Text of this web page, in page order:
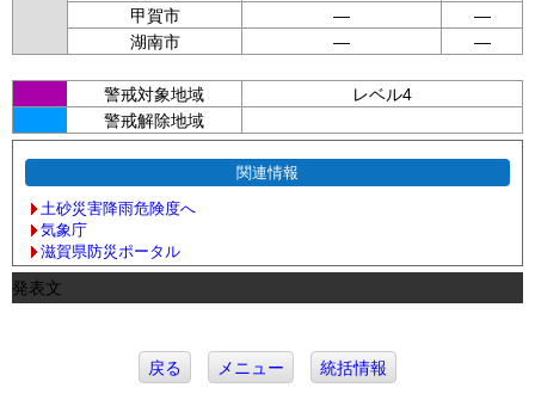
甲賀市
—
—
湖南市
— —
警戒対象地域
レベル4
警戒解除地域
関連情報
土砂災害降雨危険度へ
気象庁
滋賀県防災ポータル
発表文
戻る メニュー 統括情報